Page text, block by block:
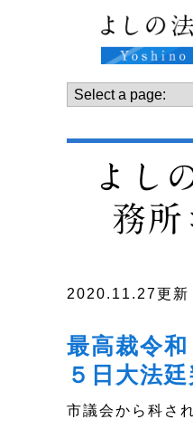
よし
務所
2020.11.27更新
最高裁令和
５日大法
市議会から科さ